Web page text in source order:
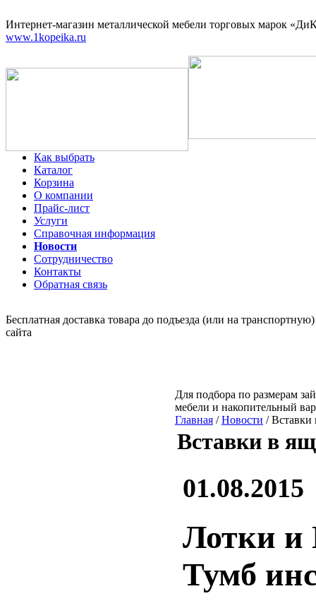
Интернет-магазин металлической мебели торговых марок
www.1kopeika.ru
Как выбрать
Каталог
Корзина
О компании
Прайс-лист
Услуги
Справочная информация
Новости
Сотрудничество
Контакты
Обратная связь
Бесплатная доставка товара до подъезда (или на
сайта
Для подбора по размерам
мебели и накопительный
Главная /Новости /
Вставки в
01.08.2015
Лотки и
Тумб